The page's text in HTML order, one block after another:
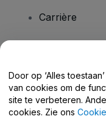
Carrière
Helpcentrum
Door op ‘Alles
van cookies om de
site te verbeteren.
cookies. Zie ons